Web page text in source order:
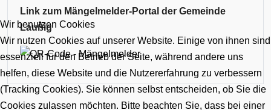
Link zum Mängelmelder-Portal der Gemeinde
Laußig
Wir benutzen Cookies
Wir nutzen Cookies auf unserer Website. Einige von ihnen sind
essenziell für den Betrieb der Seite, während andere uns
helfen, diese Website und die Nutzererfahrung zu verbessern
(Tracking Cookies). Sie können selbst entscheiden, ob Sie die
Cookies zulassen möchten. Bitte beachten Sie, dass bei einer